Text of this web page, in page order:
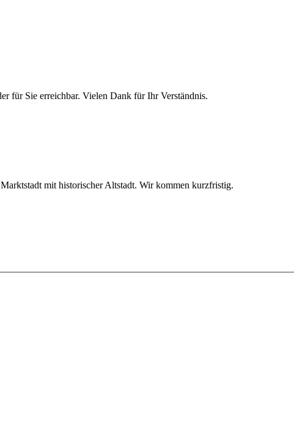
für Sie erreichbar. Vielen Dank für Ihr Verständnis.
mit historischer Altstadt. Wir kommen kurzfristig.